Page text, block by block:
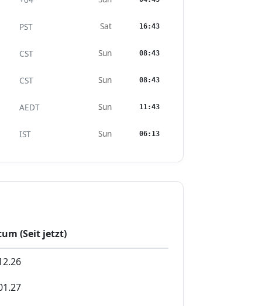
PST Sat 16:43
CST Sun 08:43
CST Sun 08:43
AEDT Sun 11:43
IST Sun 06:13
(Seit jetzt)